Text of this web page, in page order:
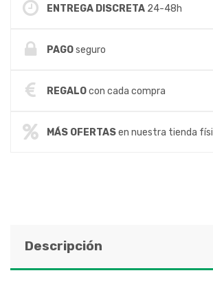
ENTREGA DISCRETA 24-48h
PAGOseguro
REGALOcon cada compra
MÁS OFERTASen nuestra tienda
Descripción